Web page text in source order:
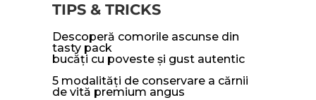
TIPS & TRICKS
descoperă comorile ascunse din
tasty pack
bucăți cu poveste și gust autentic
5 modalități de conservare a cărnii
de vită premium angus